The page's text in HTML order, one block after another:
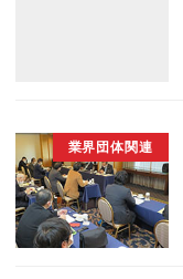
業界団体関連